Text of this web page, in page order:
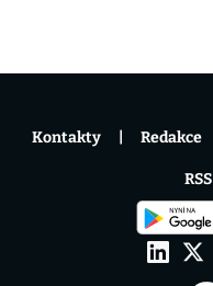
Kontakty Redakce
RSS